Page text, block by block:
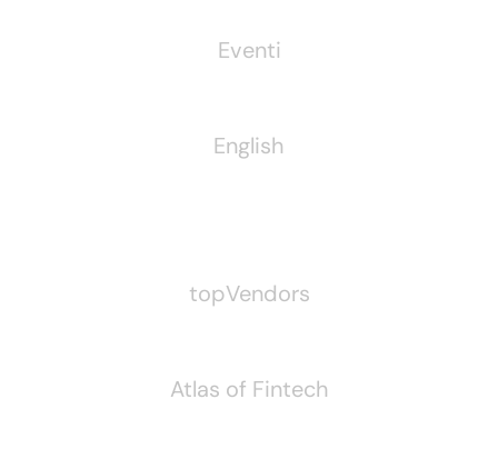
Eventi
English
topVendors
Atlas of Fintech